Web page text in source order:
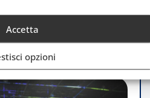
Accetta
opzioni